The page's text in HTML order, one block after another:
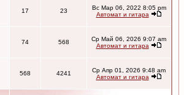
17 23
Вс Мар 06, 2022 8:05 pm
Автомат и гитара
74 568
Ср Май 06, 2026 9:07 am
Автомат и гитара
568 4241
Ср Апр 01, 2026 9:48 am
Автомат и гитара